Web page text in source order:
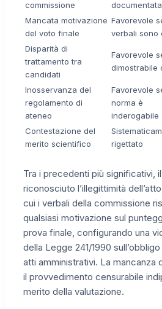
commissione
documentata
Mancata motivazione
del voto finale
Favorevole
verbali sono
Disparità di
trattamento tra
candidati
Favorevole
dimostrabile
Inosservanza del
regolamento di
ateneo
Favorevole
norma è
inderogabile
Contestazione del
merito scientifico
rigettato
Tra i precedenti più significativi,
riconosciuto l’illegittimità
cui i verbali della commissione
qualsiasi motivazione sul
prova finale, configurando una
della Legge 241/1990
atti amministrativi. La mancanza
il provvedimento censurabile
merito della valutazione.